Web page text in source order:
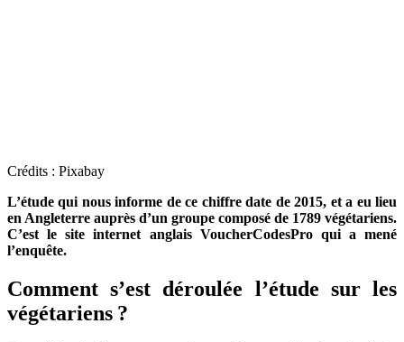
Crédits : Pixabay
L’étude qui nous informe de ce chiffre date de 2015, et a eu lieu
en Angleterre auprès d’un groupe composé de 1789 végétariens.
C’est le site internet anglais VoucherCodesPro qui a mené
l’enquête.
Comment s’est déroulée l’étude sur les
végétariens ?